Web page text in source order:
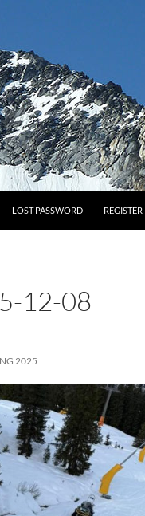
LOST PASSWORD REGISTER
12-08
2025